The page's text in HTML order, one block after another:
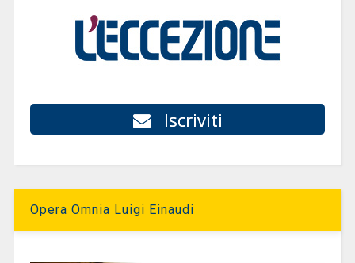
Iscriviti
Opera Omnia Luigi Einaudi